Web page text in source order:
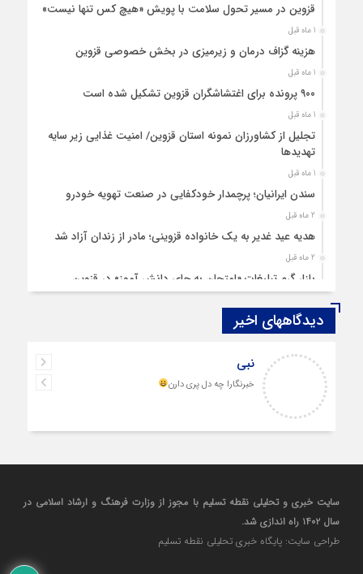
قزوین در مسیر تحول سلامت با پویش «هیچ‌ کس تنها نیست»
1 ماه قبل
هزینه‌ گزاف درمان و زیرمیزی در بخش خصوصی قزوین
1 ماه قبل
۹۰۰ پرونده برای اغتشاشگران قزوین تشکیل شده است
1 ماه قبل
تجلیل از کشاورزان نمونه استان قزوین/ امنیت غذایی زیر سایه
تهدیدها
1 ماه قبل
سندن ایرانیان؛ پرچمدار خودکفایی در صنعت تهویه خودرو
2 ماه قبل
هدیه عید غدیر به یک خانواده قزوینی؛ مادر از زندان آزاد شد
2 ماه قبل
بازار گرم تبلیغات «امتحان به جای دانش‌ آموز» در قزوین
قزوین ۱۴۰۴، گام‌هایی در سایه چالش‌ها
چهارشنبه‌ سوری بی‌غوغا
مردم قزوین زیر آوار گرانی مسکن
ازدواج «فردین» و «زهرا» در قزوین، آغاز یک زندگی ساده
دیدگاههای اخیر
نبی
خبرنگارا چه دل پری دارن
سایت خبری و تحلیلی نقطه تسلیم با مجوز از وزارت فرهنگ و ارشاد اسلامی در
سال ۱۴۰۲ راه اندازی شد.
طراحی سایت: پایگاه خبری تحلیلی نقطه تسلیم